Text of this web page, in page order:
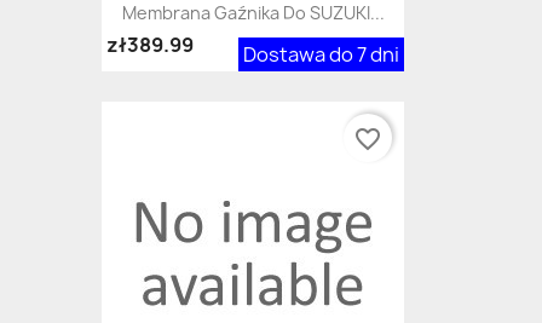
Membrana Gaźnika Do SUZUKI...
Dostawa do 7 dni
zł389.99
favorite_border